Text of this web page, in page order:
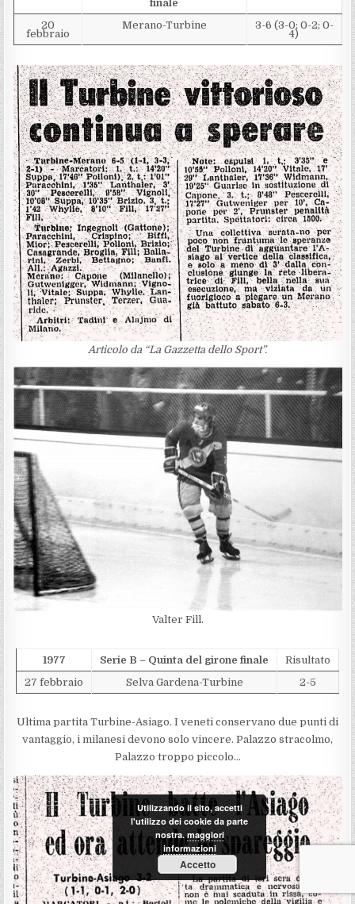
finale
20
febbraio
Merano-Turbine 3-6 (3-0; 0-2; 0-
4)
Articolo da “La Gazzetta dello Sport”.
Valter Fill.
1977 Serie B – Quinta del girone finale
Risultato
27 febbraio
Selva Gardena-Turbine 2-5
Ultima partita Turbine-Asiago. I veneti conservano due punti di
vantaggio, i milanesi devono solo vincere. Palazzo stracolmo,
Palazzo troppo piccolo…
Utilizzando il sito, accetti
l'utilizzo dei cookie da parte
nostra.maggiori
informazioni
Accetto